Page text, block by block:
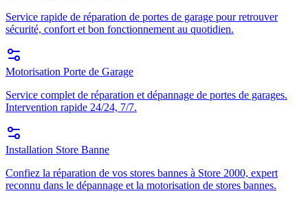
Service rapide de réparation de portes de garage pour retrouver
sécurité, confort et bon fonctionnement au quotidien.
Motorisation Porte de Garage
Service complet de réparation et dépannage de portes de garages.
Intervention rapide 24/24, 7/7.
Installation Store Banne
Confiez la réparation de vos stores bannes à Store 2000, expert
reconnu dans le dépannage et la motorisation de stores bannes.